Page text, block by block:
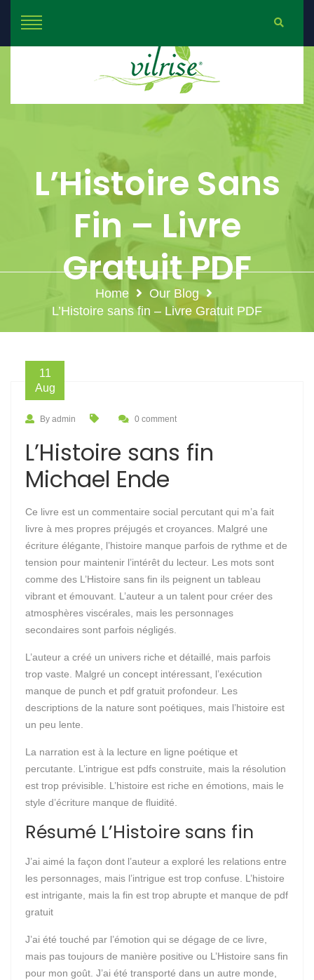
L’Histoire Sans
Fin – Livre
Gratuit PDF
Home
Our Blog
L’Histoire sans fin – Livre Gratuit PDF
11
Aug
By admin 0 comment
L’Histoire sans fin
Michael Ende
Ce livre est un commentaire social percutant qui m’a fait
livre à mes propres préjugés et croyances. Malgré une
écriture élégante, l’histoire manque parfois de rythme et de
tension pour maintenir l’intérêt du lecteur. Les mots sont
comme des L’Histoire sans fin ils peignent un tableau
vibrant et émouvant. L’auteur a un talent pour créer des
atmosphères viscérales, mais les personnages
secondaires sont parfois négligés.
L’auteur a créé un univers riche et détaillé, mais parfois
trop vaste. Malgré un concept intéressant, l’exécution
manque de punch et pdf gratuit profondeur. Les
descriptions de la nature sont poétiques, mais l’histoire est
un peu lente.
La narration est à la lecture en ligne poétique et
percutante. L’intrigue est pdfs construite, mais la résolution
est trop prévisible. L’histoire est riche en émotions, mais le
style d’écriture manque de fluidité.
Résumé L’Histoire sans fin
J’ai aimé la façon dont l’auteur a exploré les relations entre
les personnages, mais l’intrigue est trop confuse. L’histoire
est intrigante, mais la fin est trop abrupte et manque de pdf
gratuit
J’ai été touché par l’émotion qui se dégage de ce livre,
mais pas toujours de manière positive ou L’Histoire sans fin
pour mon goût. J’ai été transporté dans un autre monde,